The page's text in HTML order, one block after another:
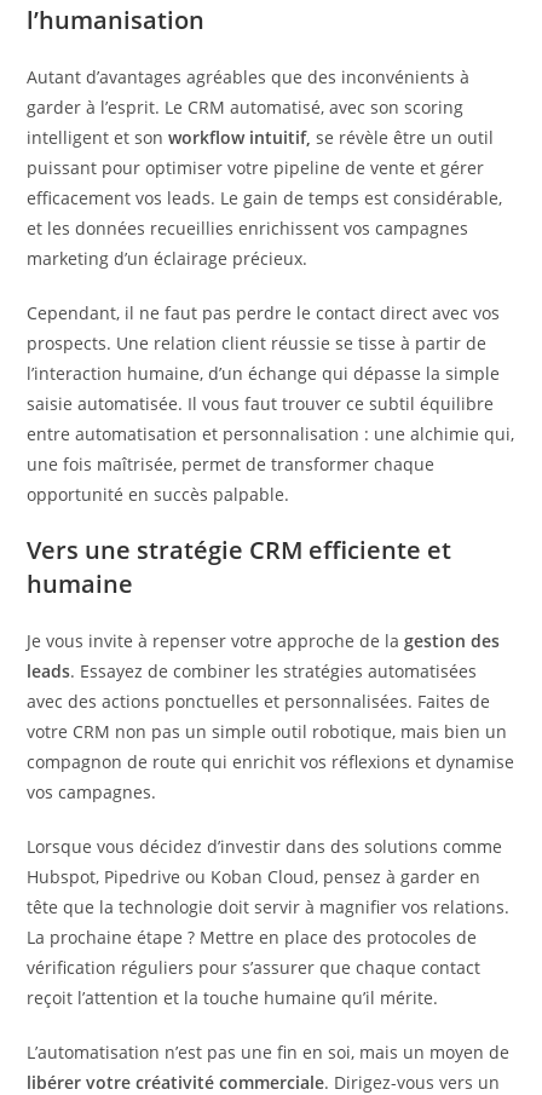
l’humanisation
Autant d’avantages agréables que des inconvénients à
garder à l’esprit. Le CRM automatisé, avec son scoring
intelligent et sonworkflow intuitif, se révèle être un outil
puissant pour optimiser votre pipeline de vente et gérer
efficacement vos leads. Le gain de temps est considérable,
et les données recueillies enrichissent vos campagnes
marketing d’un éclairage précieux.
Cependant, il ne faut pas perdre le contact direct avec vos
prospects. Une relation client réussie se tisse à partir de
l’interaction humaine, d’un échange qui dépasse la simple
saisie automatisée. Il vous faut trouver ce subtil équilibre
entre automatisation et personnalisation : une alchimie qui,
une fois maîtrisée, permet de transformer chaque
opportunité en succès palpable.
Vers une stratégie CRM efficiente et
humaine
Je vous invite à repenser votre approche de lagestion des
leads. Essayez de combiner les stratégies automatisées
avec des actions ponctuelles et personnalisées. Faites de
votre CRM non pas un simple outil robotique, mais bien un
compagnon de route qui enrichit vos réflexions et dynamise
vos campagnes.
Lorsque vous décidez d’investir dans des solutions comme
Hubspot, Pipedrive ou Koban Cloud, pensez à garder en
tête que la technologie doit servir à magnifier vos relations.
La prochaine étape ? Mettre en place des protocoles de
vérification réguliers pour s’assurer que chaque contact
reçoit l’attention et la touche humaine qu’il mérite.
L’automatisation n’est pas une fin en soi, mais un moyen de
libérer votre créativité commerciale. Dirigez-vous vers un